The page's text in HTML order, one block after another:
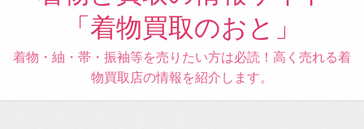
「着物買取のおと」
着物・紬・帯・振袖等を売りたい方は必読！高く売れる着
物買取店の情報を紹介します。